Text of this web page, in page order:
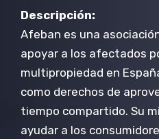
Descripción:
Afeban es una
apoyar a los afectados
multipropiedad en
como derechos de
tiempo compartido. Su
ayudar a los